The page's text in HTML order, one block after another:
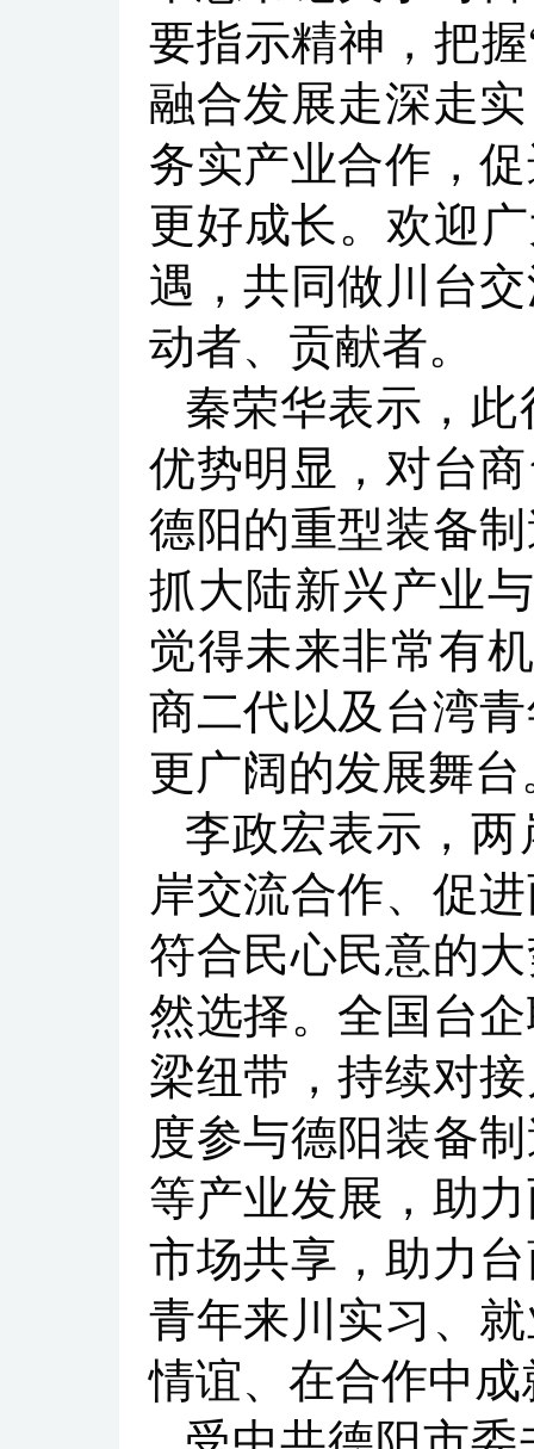
要指示精神，把
融合发展走深走
务实产业合作，
更好成长。欢迎
遇，共同做川台
动者、贡献者。
秦荣华表示，
优势明显，对台
德阳的重型装备
抓大陆新兴产业
觉得未来非常有
商二代以及台湾
更广阔的发展舞台
李政宏表示，
岸交流合作、促
符合民心民意的
然选择。全国台
梁纽带，持续对
度参与德阳装备
等产业发展，助
市场共享，助力
青年来川实习、
情谊、在合作中